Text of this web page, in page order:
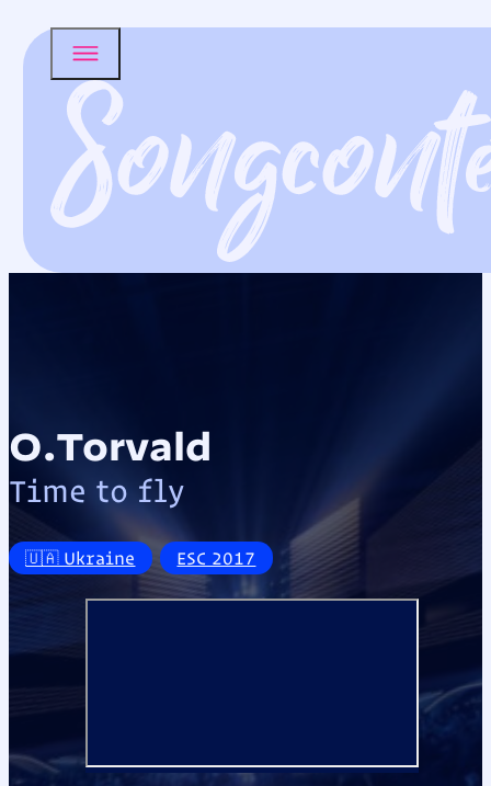
O.Torvald
Time to fly
🇺🇦 Ukraine ESC 2017